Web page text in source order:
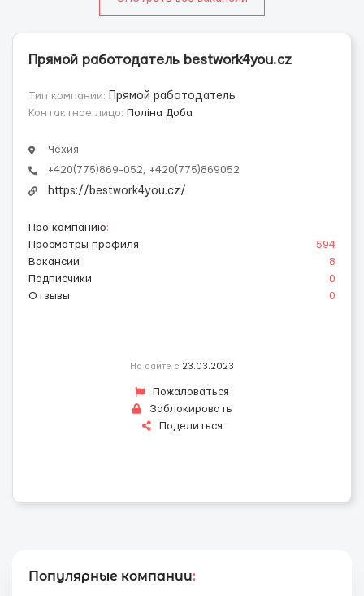
Прямой работодатель bestwork4you.cz
Тип компании:
Прямой работодатель
Контактное лицо: Поліна Доба
Чехия
+420(775)869-052, +420(775)869052
https://bestwork4you.cz/
Про компанию:
Просмотры профиля
594
Вакансии
8
Подписчики
0
Отзывы
0
На сайте с 23.03.2023
Пожаловаться
Заблокировать
Поделиться
Популярные компании: